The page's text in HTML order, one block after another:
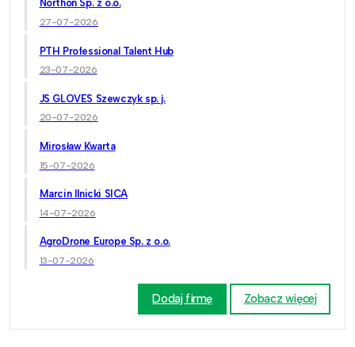
Northon Sp. z o.o.
27-07-2026
PTH Professional Talent Hub
23-07-2026
JS GLOVES Szewczyk sp. j.
20-07-2026
Mirosław Kwarta
15-07-2026
Marcin Ilnicki SICA
14-07-2026
AgroDrone Europe Sp. z o.o.
13-07-2026
Dodaj firmę Zobacz więcej